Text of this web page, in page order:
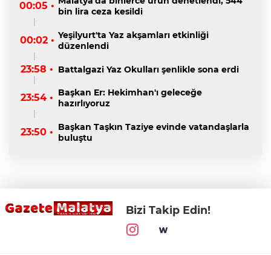
00:05 • bin lira ceza kesildi
00:02 • Yeşilyurt'ta Yaz akşamları etkinliği
düzenlendi
23:58 • Battalgazi Yaz Okulları şenlikle sona erdi
23:54 • Başkan Er: Hekimhan'ı geleceğe
hazırlıyoruz
23:50 • Başkan Taşkın Taziye evinde vatandaşlarla
buluştu
Bizi Takip Edin!